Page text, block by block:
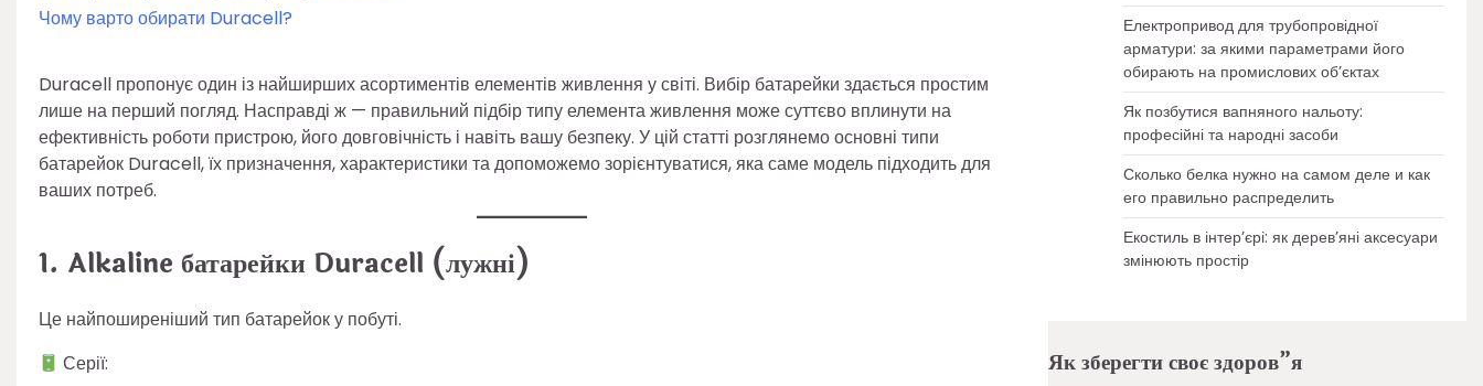
Чому варто обирати Duracell?
Duracell пропонує один із найширших асортиментів елементів живлення у світі. Вибір батарейки здається простим
лише на перший погляд. Насправді ж — правильний підбір типу елемента живлення може суттєво вплинути на
ефективність роботи пристрою, його довговічність і навіть вашу безпеку. У цій статті розглянемо основні типи
батарейок Duracell, їх призначення, характеристики та допоможемо зорієнтуватися, яка саме модель підходить для
ваших потреб.
1. Alkaline батарейки Duracell (лужні)
Це найпоширеніший тип батарейок у побуті.
Серії:
Електропривод для трубопровідної
арматури: за якими параметрами його
обирають на промислових об’єктах
Як позбутися вапняного нальоту:
професійні та народні засоби
Сколько белка нужно на самом деле и как
его правильно распределить
Екостиль в інтер’єрі: як дерев’яні аксесуари
змінюють простір
Як зберегти своє здоров”я